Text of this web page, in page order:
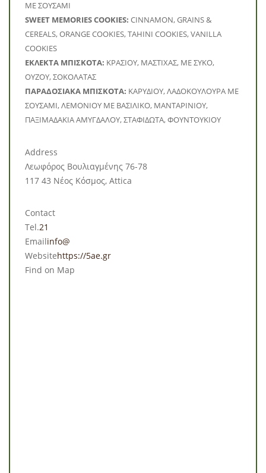
ΜΕ ΣΟΥΣΑΜΙ
SWEET MEMORIES COOKIES: CINNAMON, GRAINS &
CEREALS, ORANGE COOKIES, TAHINI COOKIES, VANILLA
COOKIES
ΕΚΛΕΚΤΑ ΜΠΙΣΚΟΤΑ: ΚΡΑΣΙΟΥ, ΜΑΣΤΙΧΑΣ, ΜΕ ΣΥΚΟ,
ΟΥΖΟΥ, ΣΟΚΟΛΑΤΑΣ
ΠΑΡΑΔΟΣΙΑΚΑ ΜΠΙΣΚΟΤΑ: ΚΑΡΥΔΙΟΥ, ΛΑΔΟΚΟΥΛΟΥΡΑ ΜΕ
ΣΟΥΣΑΜΙ, ΛΕΜΟΝΙΟΥ ΜΕ ΒΑΣΙΛΙΚΟ, ΜΑΝΤΑΡΙΝΙΟΥ,
ΠΑΞΙΜΑΔΑΚΙΑ ΑΜΥΓΔΑΛΟΥ, ΣΤΑΦΙΔΩΤΑ, ΦΟΥΝΤΟΥΚΙΟΥ
Address
Λεωφόρος Βουλιαγμένης 76-78
117 43 Νέος Κόσμος, Attica
Contact
Tel.21
Emailinfo@
Websitehttps://5ae.gr
Find on Map